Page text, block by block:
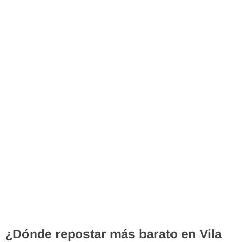
¿Dónde repostar más barato en Vila